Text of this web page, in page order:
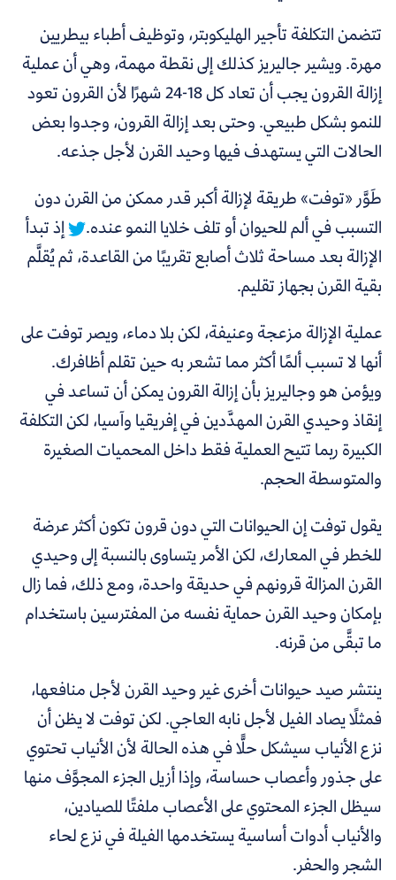
تتضمن التكلفة تأجير الهليكوبتر، وتوظيف أطباء بيطريين
مهرة. ويشير جاليريز كذلك إلى نقطة مهمة، وهي أن عملية
إزالة القرون يجب أن تعاد كل 18-24 شهرًا لأن القرون تعود
للنمو بشكل طبيعي. وحتى بعد إزالة القرون، وجدوا بعض
الحالات التي يستهدف فيها وحيد القرن لأجل جذعه.
طَوَّر «توفت» طريقة لإزالة أكبر قدر ممكن من القرن دون
التسبب في ألم للحيوان أو تلف خلايا النمو عنده.
إذ تبدأ
الإزالة بعد مساحة ثلاث أصابع تقريبًا من القاعدة، ثم يُقلَّم
بقية القرن بجهاز تقليم.
عملية الإزالة مزعجة وعنيفة، لكن بلا دماء، ويصر توفت على
أنها لا تسبب ألمًا أكثر مما تشعر به حين تقلم أظافرك.
ويؤمن هو وجاليريز بأن إزالة القرون يمكن أن تساعد في
إنقاذ وحيدي القرن المهدَّدين في إفريقيا وآسيا، لكن التكلفة
الكبيرة ربما تتيح العملية فقط داخل المحميات الصغيرة
والمتوسطة الحجم.
يقول توفت إن الحيوانات التي دون قرون تكون أكثر عرضة
للخطر في المعارك، لكن الأمر يتساوى بالنسبة إلى وحيدي
القرن المزالة قرونهم في حديقة واحدة، ومع ذلك، فما زال
بإمكان وحيد القرن حماية نفسه من المفترسين باستخدام
ما تبقَّى من قرنه.
ينتشر صيد حيوانات أخرى غير وحيد القرن لأجل منافعها،
فمثلًا يصاد الفيل لأجل نابه العاجي. لكن توفت لا يظن أن
نزع الأنياب سيشكل حلًّا في هذه الحالة لأن الأنياب تحتوي
على جذور وأعصاب حساسة، وإذا أزيل الجزء المجوَّف منها
سيظل الجزء المحتوي على الأعصاب ملفتًا للصيادين،
والأنياب أدوات أساسية يستخدمها الفيلة في نزع لحاء
الشجر والحفر.